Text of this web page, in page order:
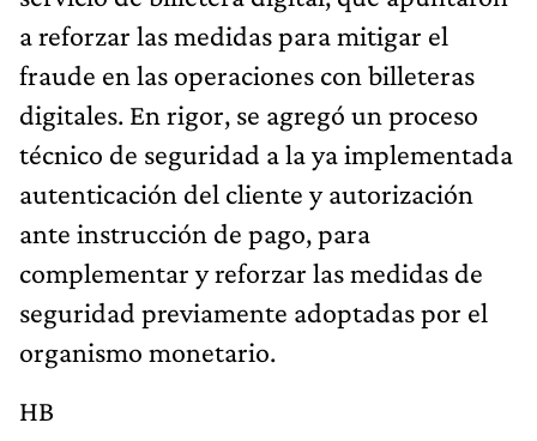
a reforzar las medidas para mitigar el
fraude en las operaciones con billeteras
digitales. En rigor, se agregó un proceso
técnico de seguridad a la ya implementada
autenticación del cliente y autorización
ante instrucción de pago, para
complementar y reforzar las medidas de
seguridad previamente adoptadas por el
organismo monetario.
HB